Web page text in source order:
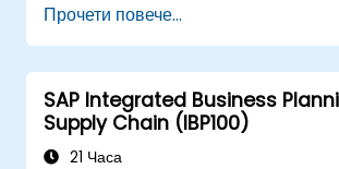
печалба и вътрешни поръчки.
Разбират интегрираните
финансово планиране в SAP
Изпълняват основни
включително приключване,
анализ в рамките на SAP S/
Прочети повече...
SAP Integrated Business
Supply Chain (IBP100)
21 Часа